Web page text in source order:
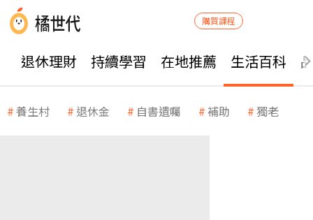
購買課程
退休理財 持續學習 在地推薦 生活百科
養生村 退休金 自書遺囑 補助 獨老